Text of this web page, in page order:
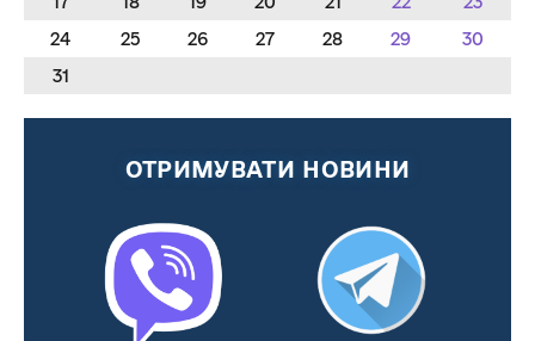
24
25 26 27 28 29
30
31
ОТРИМУВАТИ НОВИНИ